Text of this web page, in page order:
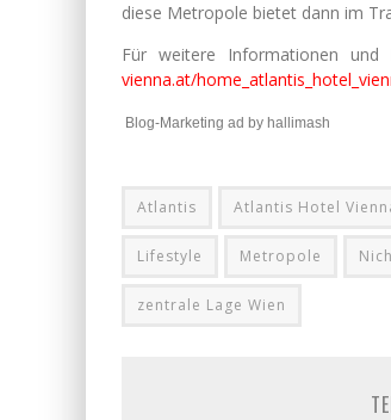
diese Metropole bietet dann im
Für weitere Informationen
vienna.at/
Blog-Marketing ad by hallimash
Atlantis Atlantis Hotel
Lifestyle Metropole
zentrale Lage Wien